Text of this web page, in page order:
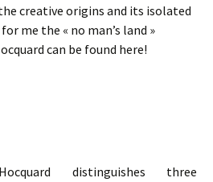
creative origins and its isolated
me the « no man’s land »
can be found here!
distinguishes three